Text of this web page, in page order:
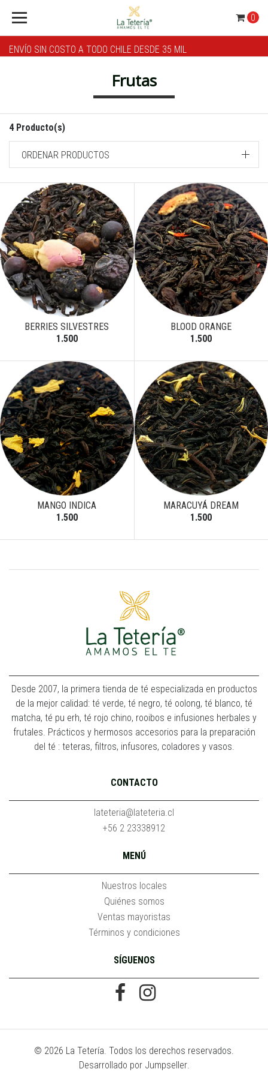
ENVÍO SIN COSTO A TODO CHILE DESDE 35 MIL
0
Frutas
4 Producto(s)
ORDENAR PRODUCTOS
BERRIES SILVESTRES
1.500
BLOOD ORANGE
1.500
MANGO INDICA
1.500
MARACUYÁ DREAM
1.500
Desde 2007, la primera tienda de té especializada en productos
de la mejor calidad: té verde, té negro, té oolong, té blanco, té
matcha, té pu erh, té rojo chino, rooibos e infusiones herbales y
frutales. Prácticos y hermosos accesorios para la preparación
del té : teteras, filtros, infusores, coladores y vasos.
CONTACTO
lateteria@lateteria.cl
+56 2 23338912
MENÚ
Nuestros locales
Quiénes somos
Ventas mayoristas
Términos y condiciones
SÍGUENOS
© 2026 La Tetería. Todos los derechos reservados.
Desarrollado por Jumpseller.